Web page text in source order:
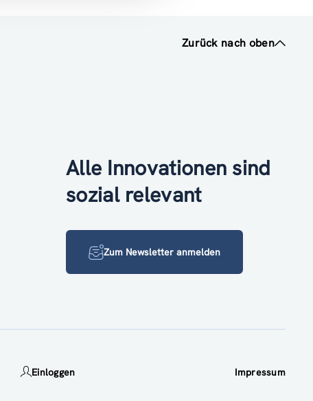
Zurück nach oben
Alle Innovationen sind
sozial relevant
Zum Newsletter anmelden
Einloggen Impressum